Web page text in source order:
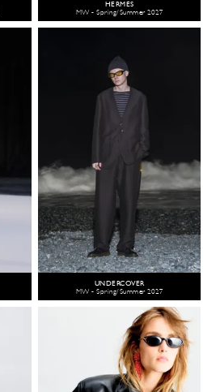
HERMÈS
MW - Spring/Summer 2027
UNDERCOVER
MW - Spring/Summer 2027